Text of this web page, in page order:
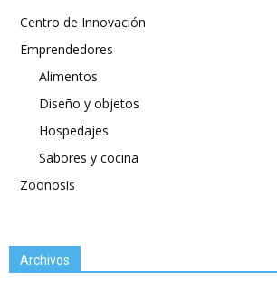
Centro de Innovación
Emprendedores
Alimentos
Diseño y objetos
Hospedajes
Sabores y cocina
Zoonosis
Archivos